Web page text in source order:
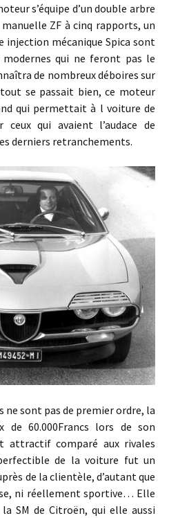
s’équipe d’un double arbre
ZF à cinq rapports, un
injection mécanique Spica sont
qui ne feront pas le
de nombreux déboires sur
se passait bien, ce moteur
qui permettait à l voiture de
qui avaient l’audace de
derniers retranchements.
sont pas de premier ordre, la
de 60.000Francs lors de son
attractif comparé aux rivales
de la voiture fut un
de la clientèle, d’autant que
ni réellement sportive… Elle
SM de Citroën, qui elle aussi